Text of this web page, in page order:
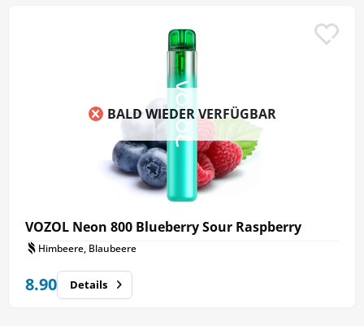
BALD WIEDER VERFÜGBAR
VOZOL Neon 800 Blueberry Sour Raspberry
Himbeere, Blaubeere
8.90 Details